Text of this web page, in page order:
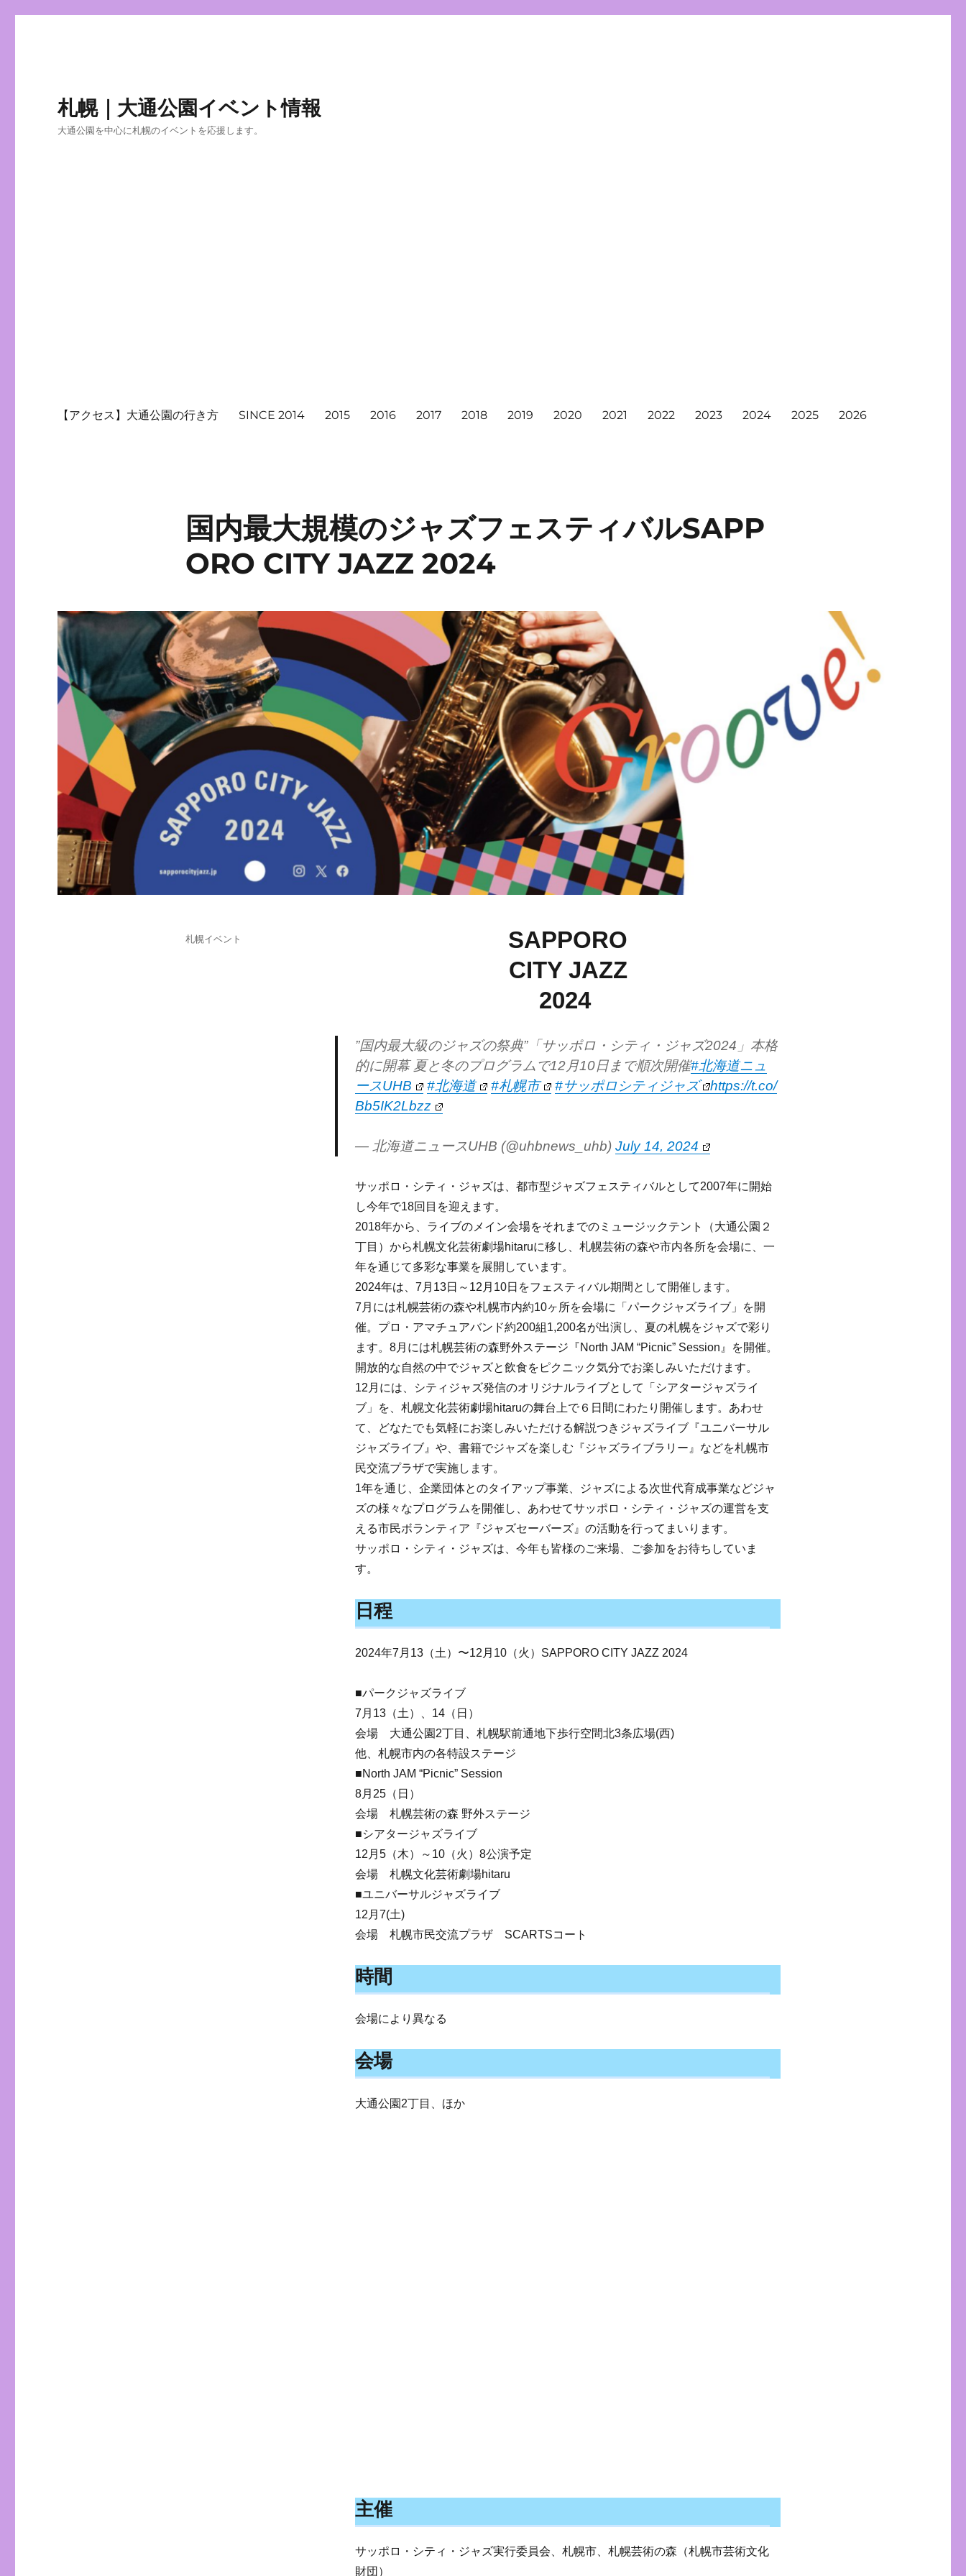
札幌｜大通公園イベント情報
大通公園を中心に札幌のイベントを応援します。
【アクセス】大通公園の行き方 SINCE 2014 2015 2016 2017 2018 2019 2020 2021 2022 2023 2024 2025 2026
国内最大規模のジャズフェスティバルSAPP
ORO CITY JAZZ 2024
SAPPORO
CITY JAZZ
2024
”国内最大級のジャズの祭典”「サッポロ・シティ・ジャズ2024」本格
的に開幕 夏と冬のプログラムで12月10日まで順次開催#北海道ニュ
ースUHB
#北海道 #札幌市 #サッポロシティジャズ
https://t.co/
Bb5IK2Lbzz
— 北海道ニュースUHB (@uhbnews_uhb)July 14, 2024
サッポロ・シティ・ジャズは、都市型ジャズフェスティバルとして2007年に開始
し今年で18回目を迎えます。
2018年から、ライブのメイン会場をそれまでのミュージックテント（大通公園２
丁目）から札幌文化芸術劇場hitaruに移し、札幌芸術の森や市内各所を会場に、一
年を通じて多彩な事業を展開しています。
2024年は、7月13日～12月10日をフェスティバル期間として開催します。
7月には札幌芸術の森や札幌市内約10ヶ所を会場に「パークジャズライブ」を開
催。プロ・アマチュアバンド約200組1,200名が出演し、夏の札幌をジャズで彩り
ます。8月には札幌芸術の森野外ステージ『North JAM “Picnic” Session』を開催。
開放的な自然の中でジャズと飲食をピクニック気分でお楽しみいただけます。
12月には、シティジャズ発信のオリジナルライブとして「シアタージャズライ
ブ」を、札幌文化芸術劇場hitaruの舞台上で６日間にわたり開催します。あわせ
て、どなたでも気軽にお楽しみいただける解説つきジャズライブ『ユニバーサル
ジャズライブ』や、書籍でジャズを楽しむ『ジャズライブラリー』などを札幌市
民交流プラザで実施します。
1年を通じ、企業団体とのタイアップ事業、ジャズによる次世代育成事業などジャ
ズの様々なプログラムを開催し、あわせてサッポロ・シティ・ジャズの運営を支
える市民ボランティア『ジャズセーバーズ』の活動を行ってまいります。
サッポロ・シティ・ジャズは、今年も皆様のご来場、ご参加をお待ちしていま
す。
日程
2024年7月13（土）〜12月10（火）SAPPORO CITY JAZZ 2024
■パークジャズライブ
7月13（土）、14（日）
会場 大通公園2丁目、札幌駅前通地下歩行空間北3条広場(西)
他、札幌市内の各特設ステージ
■North JAM “Picnic” Session
8月25（日）
会場 札幌芸術の森 野外ステージ
■シアタージャズライブ
12月5（木）～10（火）8公演予定
会場 札幌文化芸術劇場hitaru
■ユニバーサルジャズライブ
12月7(土)
会場 札幌市民交流プラザ SCARTSコート
時間
会場により異なる
会場
大通公園2丁目、ほか
主催
サッポロ・シティ・ジャズ実行委員会、札幌市、札幌芸術の森（札幌市芸術文化
財団）
投
稿
カ
札幌イベント